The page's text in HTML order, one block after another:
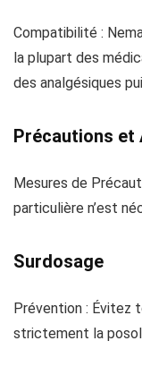
Compatibilité :
la plupart des
des analgésiques
Précautions et
Mesures de
particulière n’est
Surdosage
Prévention : Évitez
strictement la